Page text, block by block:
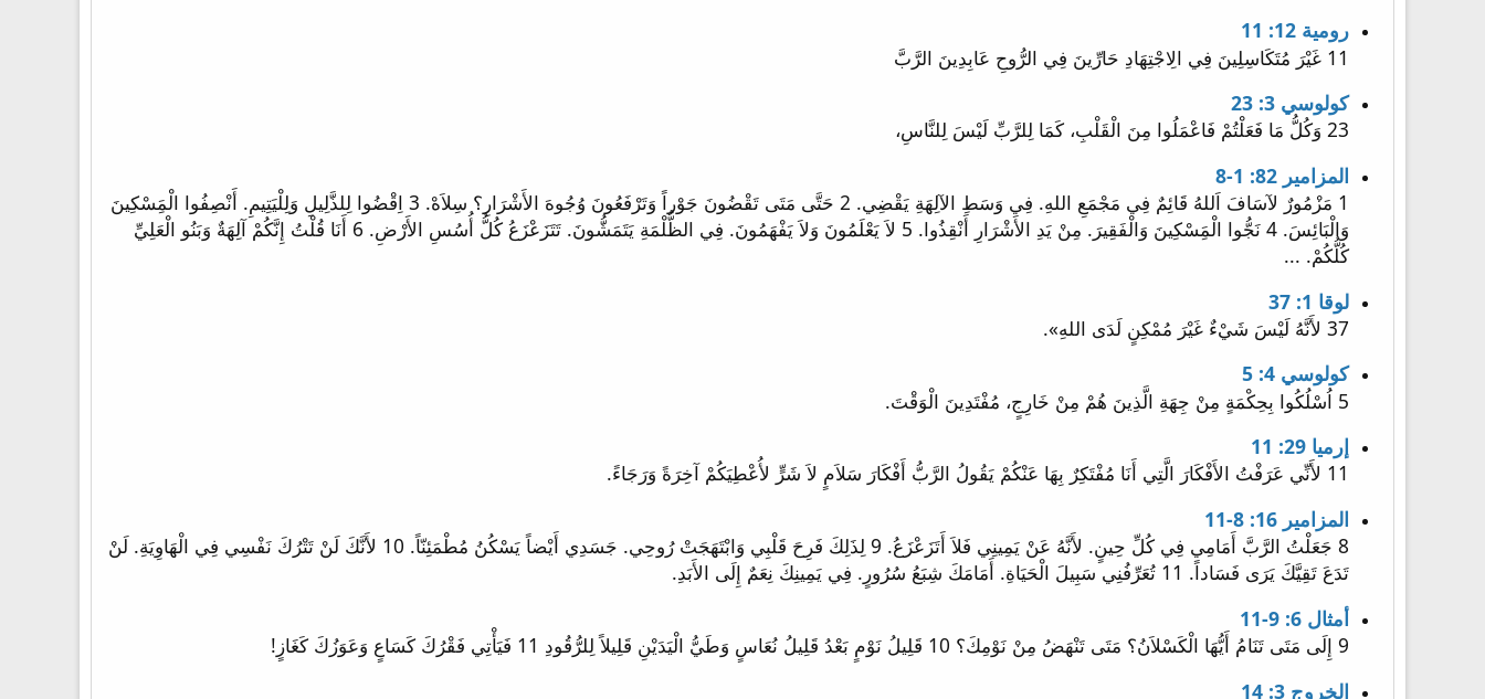
رومية 12: 11
11 غَيْرَ مُتَكَاسِلِينَ فِي الِاجْتِهَادِ حَارِّينَ فِي الرُّوحِ عَابِدِينَ الرَّبَّ
كولوسي 3: 23
23 وَكُلُّ مَا فَعَلْتُمْ فَاعْمَلُوا مِنَ الْقَلْبِ، كَمَا لِلرَّبِّ لَيْسَ لِلنَّاسِ،
المزامير 82: 1-8
1 مَزْمُورٌ لآسَافَ اَللهُ قَائِمٌ فِي مَجْمَعِ اللهِ. فِي وَسَطِ الآلِهَةِ يَقْضِي. 2 حَتَّى مَتَى تَقْضُونَ جَوْراً وَتَرْفَعُونَ وُجُوهَ الأَشْرَارِ؟ سِلاَهْ. 3 اِقْضُوا لِلذَّلِيلِ وَلِلْيَتِيمِ. أَنْصِفُوا الْمَِسْكِينَ
وَالْبَائِسَ. 4 نَجُّوا الْمَِسْكِينَ وَالْفَقِيرَ. مِنْ يَدِ الأَشْرَارِ أَنْقِذُوا. 5 لاَ يَعْلَمُونَ وَلاَ يَفْهَمُونَ. فِي الظُّلْمَةِ يَتَمَشُّونَ. تَتَزَعْزَعُ كُلُّ أُسُسِ الأَرْضِ. 6 أَنَا قُلْتُ إِنَّكُمْ آلِهَةٌ وَبَنُو الْعَلِيِّ
كُلُّكُمْ. ...
لوقا 1: 37
37 لأَنَّهُ لَيْسَ شَيْءٌ غَيْرَ مُمْكِنٍ لَدَى اللهِ».
كولوسي 4: 5
5 اُسْلُكُوا بِحِكْمَةٍ مِنْ جِهَةِ الَّذِينَ هُمْ مِنْ خَارِجٍ، مُفْتَدِينَ الْوَقْتَ.
إرميا 29: 11
11 لأَنِّي عَرَفْتُ الأَفْكَارَ الَّتِي أَنَا مُفْتَكِرٌ بِهَا عَنْكُمْ يَقُولُ الرَّبُّ أَفْكَارَ سَلاَمٍ لاَ شَرٍّ لأُعْطِيَكُمْ آخِرَةً وَرَجَاءً.
المزامير 16: 8-11
8 جَعَلْتُ الرَّبَّ أَمَامِي فِي كُلِّ حِينٍ. لأَنَّهُ عَنْ يَمِينِي فَلاَ أَتَزَعْزَعُ. 9 لِذَلِكَ فَرِحَ قَلْبِي وَابْتَهَجَتْ رُوحِي. جَسَدِي أَيْضاً يَسْكُنُ مُطْمَئِنّاً. 10 لأَنَّكَ لَنْ تَتْرُكَ نَفْسِي فِي الْهَاوِيَةِ. لَنْ
تَدَعَ تَقِيَّكَ يَرَى فَسَاداً. 11 تُعَرِّفُنِي سَبِيلَ الْحَيَاةِ. أَمَامَكَ شِبَعُ سُرُورٍ. فِي يَمِينِكَ نِعَمٌ إِلَى الأَبَدِ.
أمثال 6: 9-11
9 إِلَى مَتَى تَنَامُ أَيُّهَا الْكَسْلاَنُ؟ مَتَى تَنْهَضُ مِنْ نَوْمِكَ؟ 10 قَلِيلُ نَوْمٍ بَعْدُ قَلِيلُ نُعَاسٍ وَطَيُّ الْيَدَيْنِ قَلِيلاً لِلرُّقُودِ 11 فَيَأْتِي فَقْرُكَ كَسَاعٍ وَعَوَزُكَ كَغَازٍ!
الخروج 3: 14